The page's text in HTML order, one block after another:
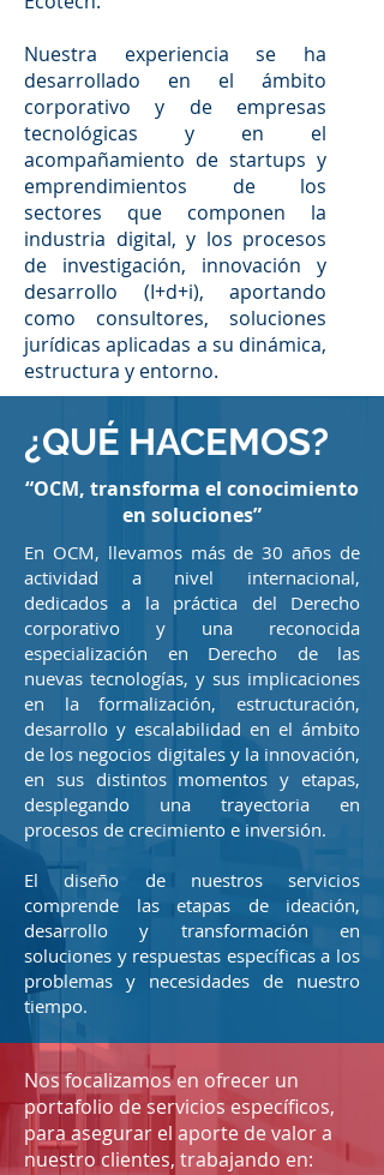
¿QUÉ HACEMOS?
“OCM, transforma el conocimiento
en soluciones”
En OCM, llevamos más de 30 años de
actividad a nivel internacional,
dedicados a la práctica del Derecho
corporativo y una reconocida
especialización en Derecho de las
nuevas tecnologías, y sus implicaciones
en la formalización, estructuración,
desarrollo y escalabilidad en el ámbito
de los negocios digitales y la innovación,
en sus distintos momentos y etapas,
desplegando una trayectoria en
procesos de crecimiento e inversión.
El diseño de nuestros servicios
comprende las etapas de ideación,
desarrollo y transformación en
soluciones y respuestas específicas a los
problemas y necesidades de nuestro
tiempo.
Nos focalizamos en ofrecer un
portafolio de servicios específicos,
para asegurar el aporte de valor a
nuestro clientes, trabajando en:
Nuestra experiencia se ha
desarrollado en el ámbito
corporativo y de empresas
tecnológicas y en el
acompañamiento de startups y
emprendimientos de los
sectores que componen la
industria digital, y los procesos
de investigación, innovación y
desarrollo (I+d+i), aportando
como consultores, soluciones
jurídicas aplicadas a su dinámica,
estructura y entorno.